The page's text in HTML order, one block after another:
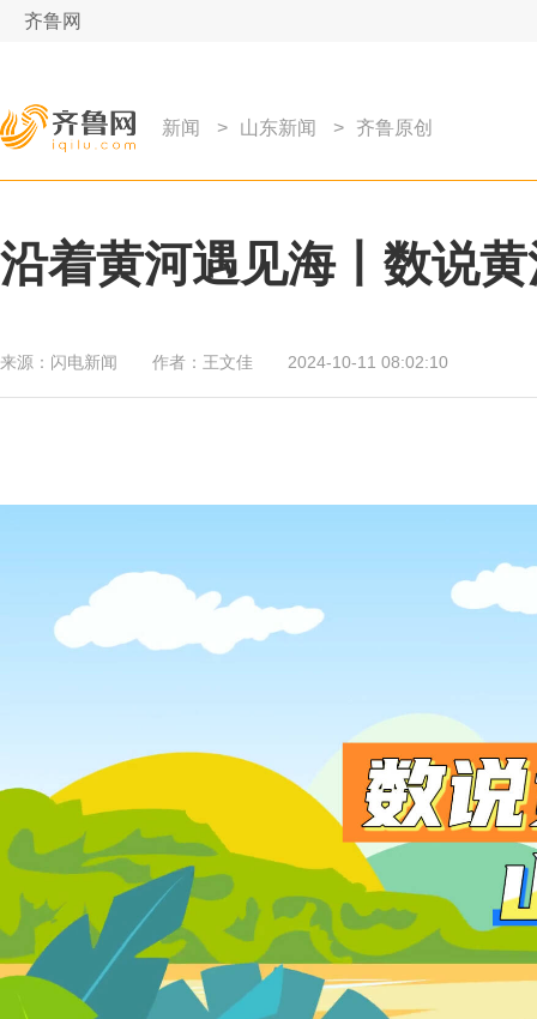
齐鲁网
新闻 > 山东新闻 > 齐鲁原创
沿着黄河遇见海丨数说
来源： 闪电新闻 作者： 王文佳 2024-10-11 08:02:10